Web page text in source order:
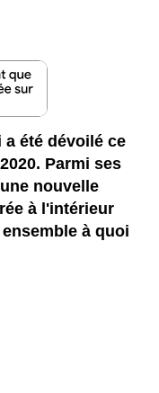
a été dévoilé ce
Parmi ses
nouvelle
à l'intérieur
à quoi